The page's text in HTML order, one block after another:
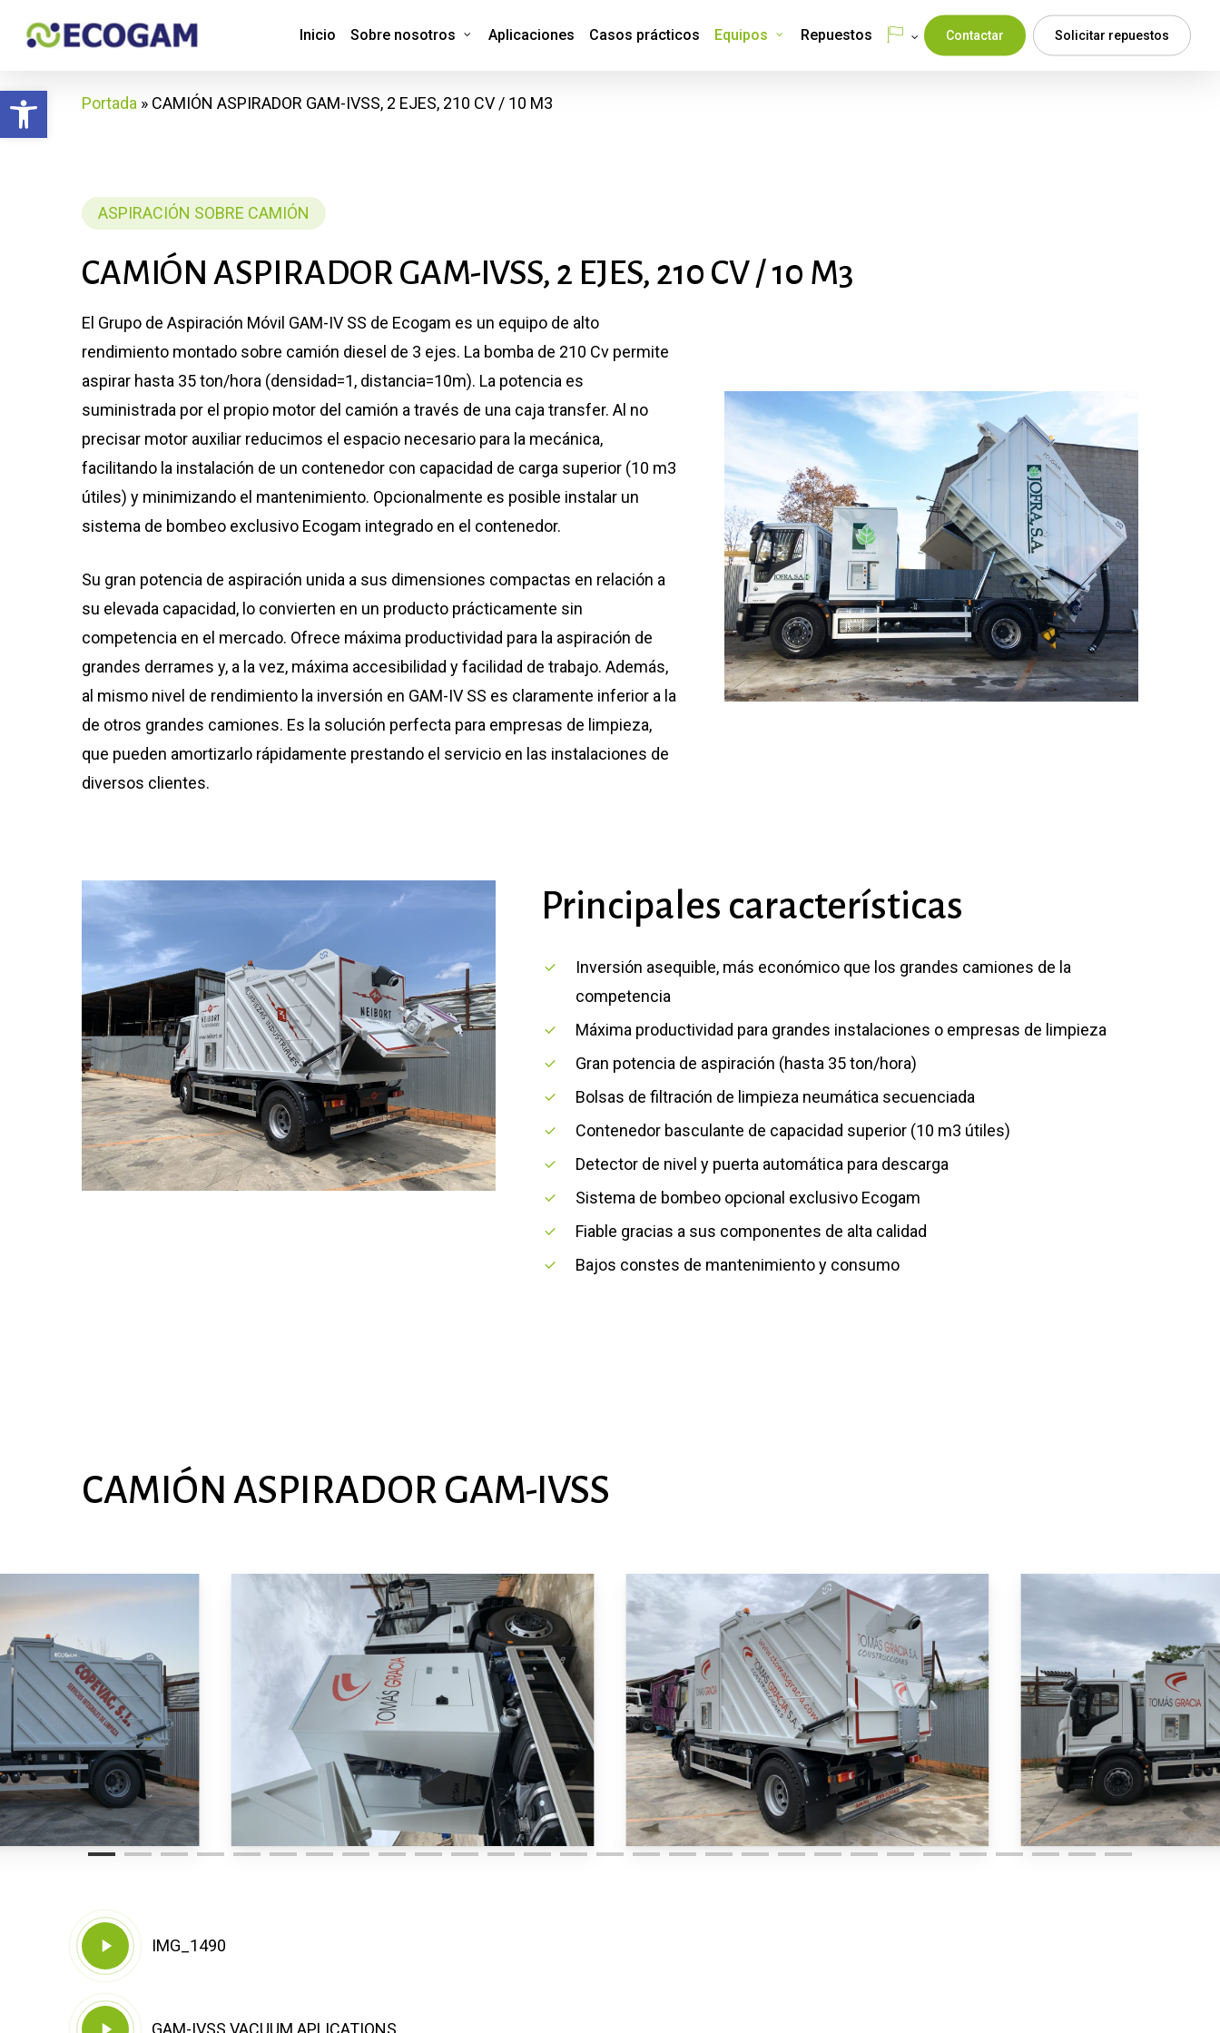
Abrir barra de herramientas
content
Inicio Sobre nosotros Aplicaciones Casos prácticos Equipos Repuestos Contactar Solicitar repuestos
Portada » CAMIÓN ASPIRADOR GAM-IVSS, 2 EJES, 210 CV / 10 M3
ASPIRACIÓN SOBRE CAMIÓN
CAMIÓN ASPIRADOR GAM-IVSS, 2 EJES, 210 CV/10 M3
El Grupo de Aspiración Móvil GAM-IV SS de Ecogam es un equipo de alto
rendimiento montado sobre camión diesel de 3 ejes. La bomba de 210 Cv permite
aspirar hasta 35 ton/hora (densidad=1, distancia=10m). La potencia es
suministrada por el propio motor del camión a través de una caja transfer. Al no
precisar motor auxiliar reducimos el espacio necesario para la mecánica,
facilitando la instalación de un contenedor con capacidad de carga superior (10 m3
útiles) y minimizando el mantenimiento. Opcionalmente es posible instalar un
sistema de bombeo exclusivo Ecogam integrado en el contenedor.
Su gran potencia de aspiración unida a sus dimensiones compactas en relación a
su elevada capacidad, lo convierten en un producto prácticamente sin
competencia en el mercado. Ofrece máxima productividad para la aspiración de
grandes derrames y, a la vez, máxima accesibilidad y facilidad de trabajo. Además,
al mismo nivel de rendimiento la inversión en GAM-IV SS es claramente inferior a la
de otros grandes camiones. Es la solución perfecta para empresas de limpieza,
que pueden amortizarlo rápidamente prestando el servicio en las instalaciones de
diversos clientes.
Principales características
Inversión asequible, más económico que los grandes camiones de la
competencia
Máxima productividad para grandes instalaciones o empresas de limpieza
Gran potencia de aspiración (hasta 35 ton/hora)
Bolsas de filtración de limpieza neumática secuenciada
Contenedor basculante de capacidad superior (10 m3 útiles)
Detector de nivel y puerta automática para descarga
Sistema de bombeo opcional exclusivo Ecogam
Fiable gracias a sus componentes de alta calidad
Bajos constes de mantenimiento y consumo
CAMIÓN ASPIRADOR GAM-IVSS
Play
Video
IMG_1490
Play
GAM-IVSS VACUUM APLICATIONS
Menu